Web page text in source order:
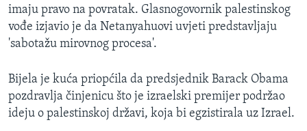
Jezici
imaju pravo na povratak. Glasnogovornik palestinskog
vođe izjavio je da Netanyahuovi uvjeti predstavljaju
'sabotažu mirovnog procesa'.
Bijela je kuća priopćila da predsjednik Barack Obama
pozdravlja činjenicu što je izraelski premijer podržao
ideju o palestinskoj državi, koja bi egzistirala uz Izrael.